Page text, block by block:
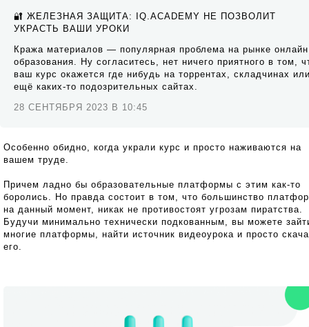
🔐 ЖЕЛЕЗНАЯ ЗАЩИТА: IQ.ACADEMY НЕ ПОЗВОЛИТ
УКРАСТЬ ВАШИ УРОКИ
Кража материалов — популярная проблема на рынке онлайн
образования. Ну согласитесь, нет ничего приятного в том,
ваш курс окажется где нибудь на торрентах, складчинах
ещё каких-то подозрительных сайтах.
28 СЕНТЯБРЯ 2023 В 10:45
Особенно обидно, когда украли курс и просто наживаются на
вашем труде.
Причем ладно бы образовательные платформы с этим как-то
боролись. Но правда состоит в том, что большинство
на данный момент, никак не противостоят угрозам пиратства.
Будучи минимально технически подкованным, вы можете
многие платформы, найти источник видеоурока и просто
его.